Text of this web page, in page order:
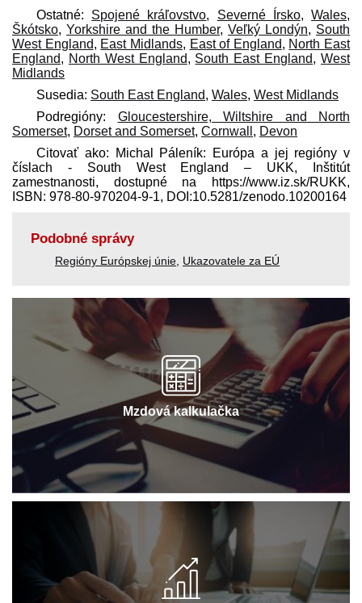
Ostatné: Spojené kráľovstvo, Severné Írsko,Wales,
Škótsko, Yorkshire and the Humber, Veľký Londýn, South
West England, East Midlands, East of England, North East
England, North West England, South East England,West
Midlands
Susedia: South East England, Wales, West Midlands
Podregióny: Gloucestershire, Wiltshire and North
Somerset, Dorset and Somerset, Cornwall , Devon
Citovať ako: Michal Páleník: Európa a jej regióny v
číslach - South West England – UKK, Inštitút
zamestnanosti, dostupné na https://www.iz.sk/​RUKK,
ISBN: 978-80-970204-9-1, DOI:10.5281/zenodo.10200164
Podobné správy
Regióny Európskej únie Ukazovatele za EÚ
Mzdová kalkulačka